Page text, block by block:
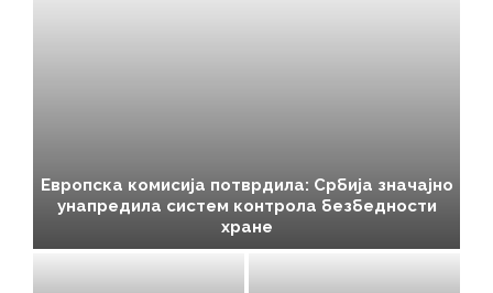
Европска комисија потврдила: Србија значајно
унапредила систем контрола безбедности
хране